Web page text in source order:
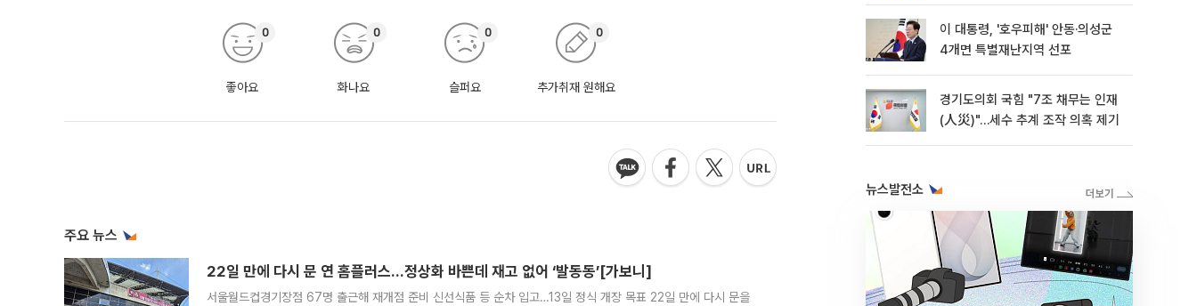
좋아요
0
화나요
0
슬퍼요
0
추가취재 원해요
0
주요 뉴스
22일 만에 다시 문 연 홈플러스…정상화 바쁜데 재고 없어 ‘발동동’[가보니]
서울월드컵경기장점 67명 출근해 재개점 준비 신선식품 등 순차 입고…13일 정식 개장 목표 22일 만에 다시 문을
이 대통령, '호우피해' 안동·의성군
4개면 특별재난지역 선포
경기도의회 국힘 "7조 채무는 인재
(人災)"…세수 추계 조작 의혹 제기
뉴스발전소